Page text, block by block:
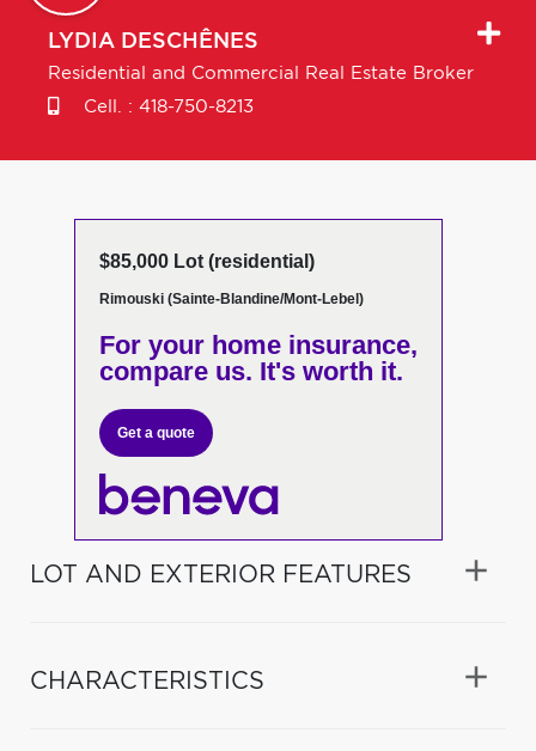
LYDIA DESCHÊNES
Residential and Commercial Real Estate Broker
Cell. : 418-750-8213
$85,000 Lot (residential)
Rimouski (Sainte-Blandine/Mont-Lebel)
For your home insurance,
compare us. It's worth it.
Get a quote
LOT AND EXTERIOR FEATURES
CHARACTERISTICS